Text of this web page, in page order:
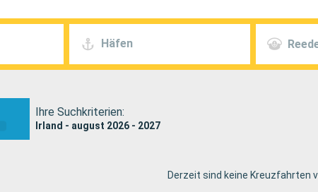
Häfen
Ihre Suchkriterien:
Irland - august 2026 - 2027
Derzeit sind keine Kreuzfahrten